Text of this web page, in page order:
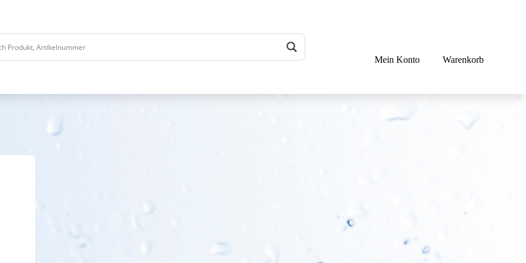
Mein Konto Warenkorb